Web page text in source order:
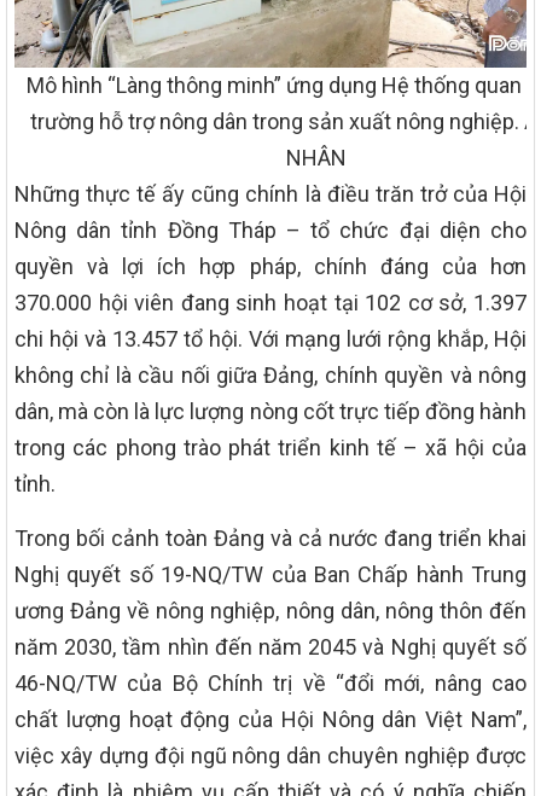
Mô hình “Làng thông minh” ứng dụng Hệ thống quan
trường hỗ trợ nông dân trong sản xuất nông nghiệp.
NHÂN
Những thực tế ấy cũng chính là điều trăn trở của Hội
Nông dân tỉnh Đồng Tháp – tổ chức đại diện cho
quyền và lợi ích hợp pháp, chính đáng của hơn
370.000 hội viên đang sinh hoạt tại 102 cơ sở, 1.397
chi hội và 13.457 tổ hội. Với mạng lưới rộng khắp, Hội
không chỉ là cầu nối giữa Đảng, chính quyền và nông
dân, mà còn là lực lượng nòng cốt trực tiếp đồng hành
trong các phong trào phát triển kinh tế – xã hội của
tỉnh.
Trong bối cảnh toàn Đảng và cả nước đang triển khai
Nghị quyết số 19-NQ/TW của Ban Chấp hành Trung
ương Đảng về nông nghiệp, nông dân, nông thôn đến
năm 2030, tầm nhìn đến năm 2045 và Nghị quyết số
46-NQ/TW của Bộ Chính trị về “đổi mới, nâng cao
chất lượng hoạt động của Hội Nông dân Việt Nam”,
việc xây dựng đội ngũ nông dân chuyên nghiệp được